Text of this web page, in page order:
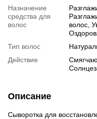
Назначение
средства для
волос
волос,
Тип волос
Действие
Описание
Сыворотка для